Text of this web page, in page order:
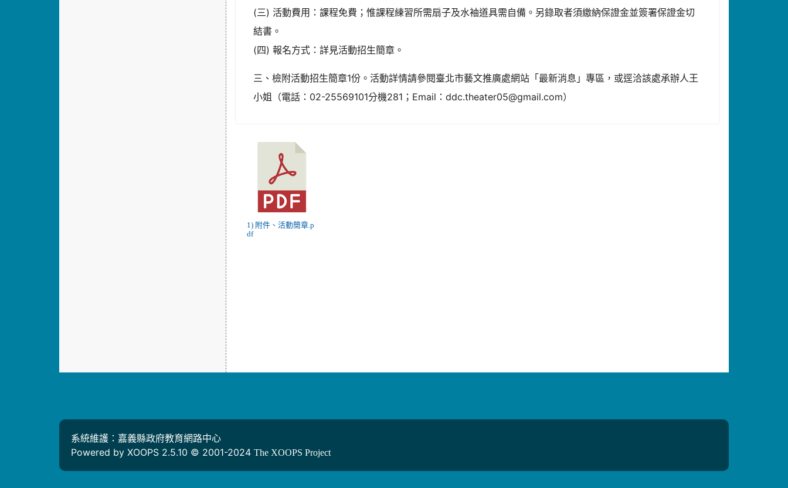
(三) 活動費用：課程免費；惟課程練習所需扇子及水袖道具需自備。另錄取者須繳納保證金並簽署保證金切
結書。
(四) 報名方式：詳見活動招生簡章。
三、檢附活動招生簡章1份。活動詳情請參閱臺北市藝文推廣處網站「最新消息」專區，或逕洽該處承辦人王
小姐（電話：02-25569101分機281；Email：ddc.theater05@gmail.com）
1) 附件、活動簡章.p
df
系統維護：嘉義縣政府教育網路中心
Powered by XOOPS 2.5.10 © 2001-2024 The XOOPS Project